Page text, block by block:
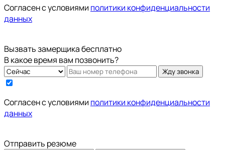
Cогласен с условиями политики конфиденциальности
данных
Вызвать замерщика бесплатно
В какое время вам позвонить?
Жду звонка
Cогласен с условиями политики конфиденциальности
данных
Отправить резюме